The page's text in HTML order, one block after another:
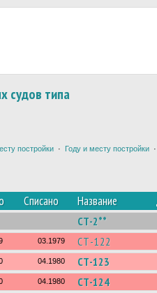
судов типа
постройки · Году и месту постройки
Списано Название
СТ-2**
03.1979 СТ-122
04.1980 СТ-123
04.1980 СТ-124